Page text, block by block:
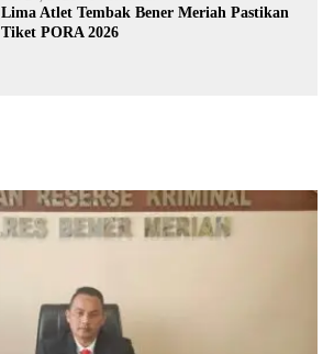
Lima Atlet Tembak Bener Meriah Pastikan
Tiket PORA 2026